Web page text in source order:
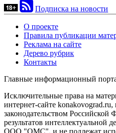
Подписка на новости
О проекте
Правила публикации
Реклама на сайте
Дерево рубрик
Контакты
Главные информационный
Исключительные права на
интернет-сайте konakovograd.ru,
законодательством Российской
результатов интеллектуальной
ООО "ОМС", и не подлежат